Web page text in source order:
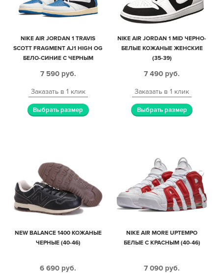
NIKE AIR JORDAN 1 TRAVIS
SCOTT FRAGMENT AJ1 HIGH OG
БЕЛО-СИНИЕ С ЧЕРНЫМ
7 590 руб.
Заказать в 1 клик
Выбрать размер
NIKE AIR JORDAN 1 MID ЧЕРНО-
БЕЛЫЕ КОЖАНЫЕ ЖЕНСКИЕ
(35-39)
7 490 руб.
Заказать в 1 клик
Выбрать размер
NEW BALANCE 1400 КОЖАНЫЕ
ЧЕРНЫЕ (40-46)
6 690 руб.
NIKE AIR MORE UPTEMPO
БЕЛЫЕ С КРАСНЫМ (40-46)
7 090 руб.